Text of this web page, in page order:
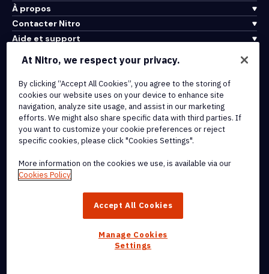
À propos
Contacter Nitro
Aide et support
Conditions d'utilisation
Politique de cookies
Politique de copyright
Toutes les conditions et politiques
marques commerciales de Nitro Software, Inc. ou de ses affiliés
At Nitro, we respect your privacy.
By clicking “Accept All Cookies”, you agree to the storing of
cookies our website uses on your device to enhance site
navigation, analyze site usage, and assist in our marketing
efforts. We might also share specific data with third parties. If
you want to customize your cookie preferences or reject
specific cookies, please click "Cookies Settings".
More information on the cookies we use, is available via our
Cookies Policy
Accept All Cookies
Manage Cookies
Settings